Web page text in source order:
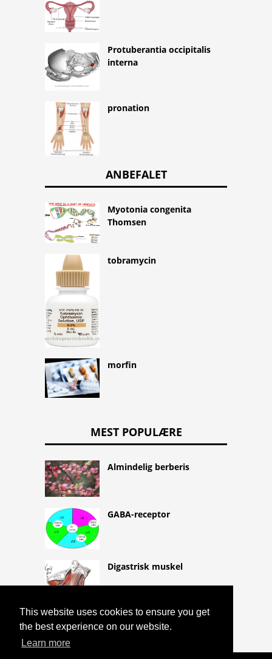
This website uses cookies to ensure you get
the best experience on our website.
Learn more
Protuberantia occipitalis
interna
pronation
ANBEFALET
Myotonia congenita
Thomsen
tobramycin
morfin
MEST POPULÆRE
Almindelig berberis
GABA-receptor
Digastrisk muskel